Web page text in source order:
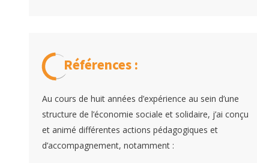
Références :
Au cours de huit années d’expérience au sein d’une
structure de l’économie sociale et solidaire, j’ai conçu
et animé différentes actions pédagogiques et
d’accompagnement, notamment :